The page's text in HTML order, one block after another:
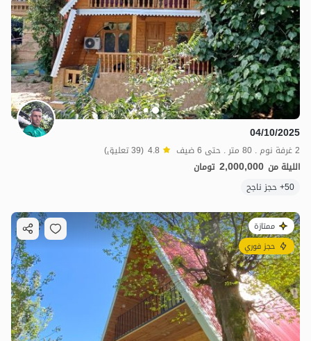
04/10/2025
2 غرفة نوم . 80 متر . حتى 6 ضيف 4.8 (39 تعليق)
الليلة من 2,000,000 تومان
50+ حجز ناجح
ممتازة
حجز فوري